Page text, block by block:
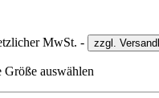
MwSt. - zzgl.
Größe auswählen